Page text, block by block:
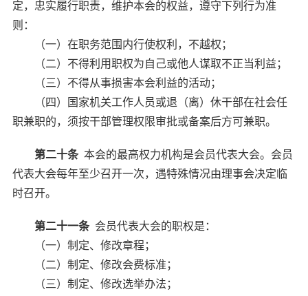
定，忠实履行职责，维护本会的权益，遵守下列行为准
则：
（一）在职务范围内行使权利，不越权；
（二）不得利用职权为自己或他人谋取不正当利益；
（三）不得从事损害本会利益的活动；
（四）国家机关工作人员或退（离）休干部在社会任
职兼职的，须按干部管理权限审批或备案后方可兼职。
第二十条本会的最高权力机构是会员代表大会。会员
代表大会每年至少召开一次，遇特殊情况由理事会决定临
时召开。
第二十一条会员代表大会的职权是：
（一）制定、修改章程；
（二）制定、修改会费标准；
（三）制定、修改选举办法；